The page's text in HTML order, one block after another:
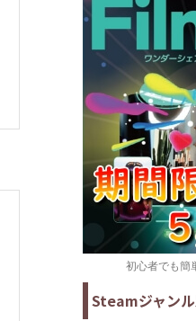
初心者でも簡
Steamジャン